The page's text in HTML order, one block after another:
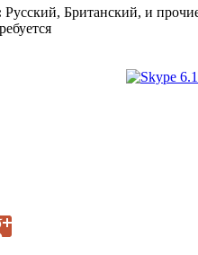
Русский, Британский, и